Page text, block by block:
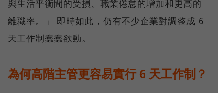
與生活平衡間的受損、職業倦怠的增加和更高的
離職率。」 即時如此，仍有不少企業對調整成 6
天工作制蠢蠢欲動。
為何高階主管更容易實行 6 天工作制？